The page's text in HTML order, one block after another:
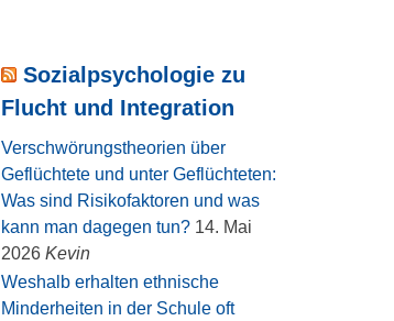
Sozialpsychologie zu
Flucht und Integration
Verschwörungstheorien über
Geflüchtete und unter Geflüchteten:
Was sind Risikofaktoren und was
kann man dagegen tun? 14. Mai
2026 Kevin
Weshalb erhalten ethnische
Minderheiten in der Schule oft